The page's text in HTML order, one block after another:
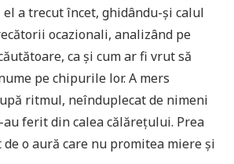
a trecut încet, ghidându-și calul
ocazionali, analizând pe
ca și cum ar fi vrut să
pe chipurile lor. A mers
ritmul, neînduplecat de nimeni
au ferit din calea călărețului. Prea
o aură care nu promitea miere și